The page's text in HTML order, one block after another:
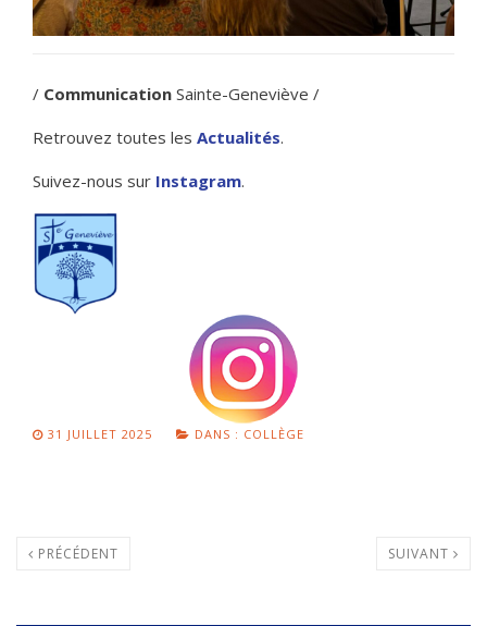
/ Communication Sainte-Geneviève /
Retrouvez toutes les Actualités.
Suivez-nous sur Instagram.
31 JUILLET 2025 DANS : COLLÈGE
PRÉCÉDENT SUIVANT